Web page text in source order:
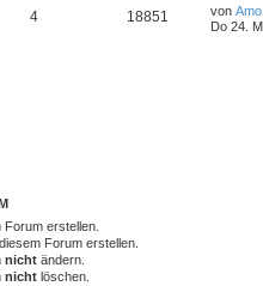
4 18851 von
Do 24.
Forum erstellen.
Forum erstellen.
nicht ändern.
nicht löschen.